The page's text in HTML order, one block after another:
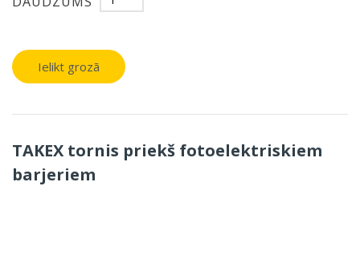
Ielikt grozā
TAKEX tornis priekš fotoelektriskiem
barjeriem